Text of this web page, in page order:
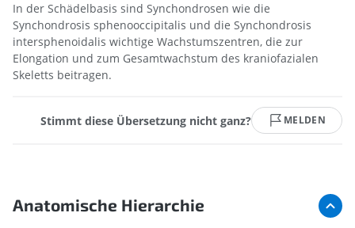
In der Schädelbasis sind Synchondrosen wie die
Synchondrosis sphenooccipitalis und die Synchondrosis
intersphenoidalis wichtige Wachstumszentren, die zur
Elongation und zum Gesamtwachstum des kraniofazialen
Skeletts beitragen.
Stimmt diese Übersetzung nicht ganz? MELDEN
Anatomische Hierarchie